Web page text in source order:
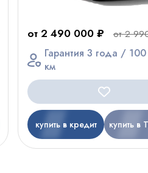
от 2 490 000 ₽ от 2
Гарантия 3 года /
км
купить в кредит купить в